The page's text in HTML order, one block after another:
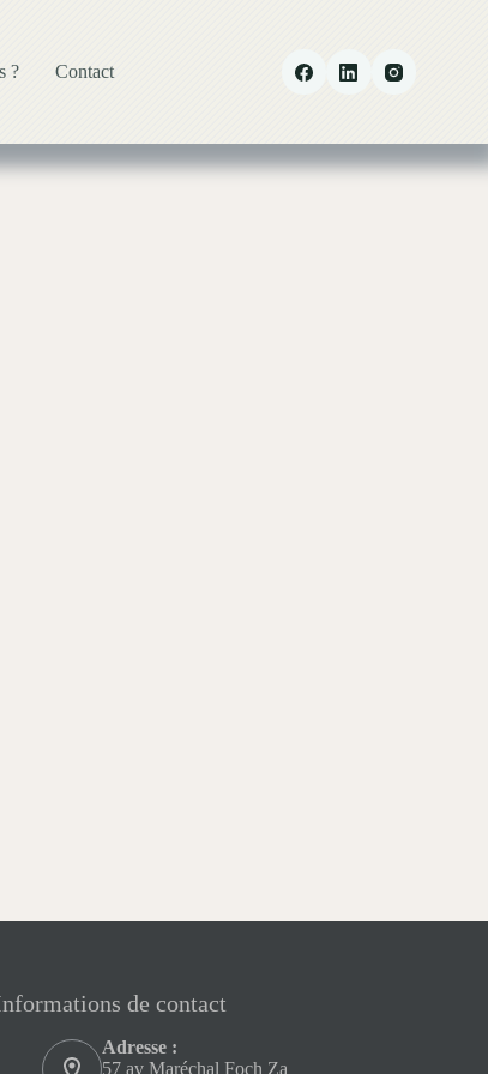
? Contact
de contact
Adresse :
57 av Maréchal Foch Za